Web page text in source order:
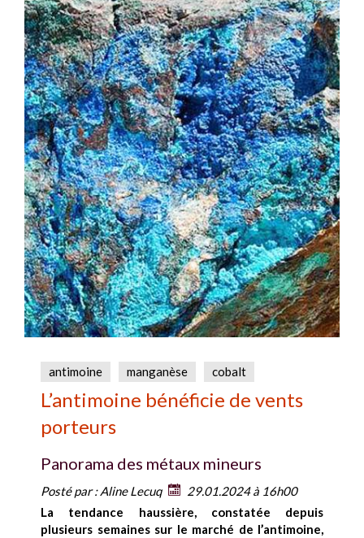
antimoine manganèse cobalt
L’antimoine bénéficie de vents
porteurs
Panorama des métaux mineurs
Posté par :Aline Lecuq
29.01.2024 à 16h00
La tendance haussière, constatée depuis
plusieurs semaines sur le marché de l’antimoine,